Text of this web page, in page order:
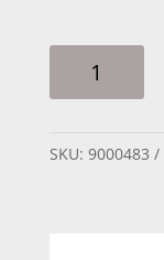
HOMBRE
ROMBO
SKU: 9000483